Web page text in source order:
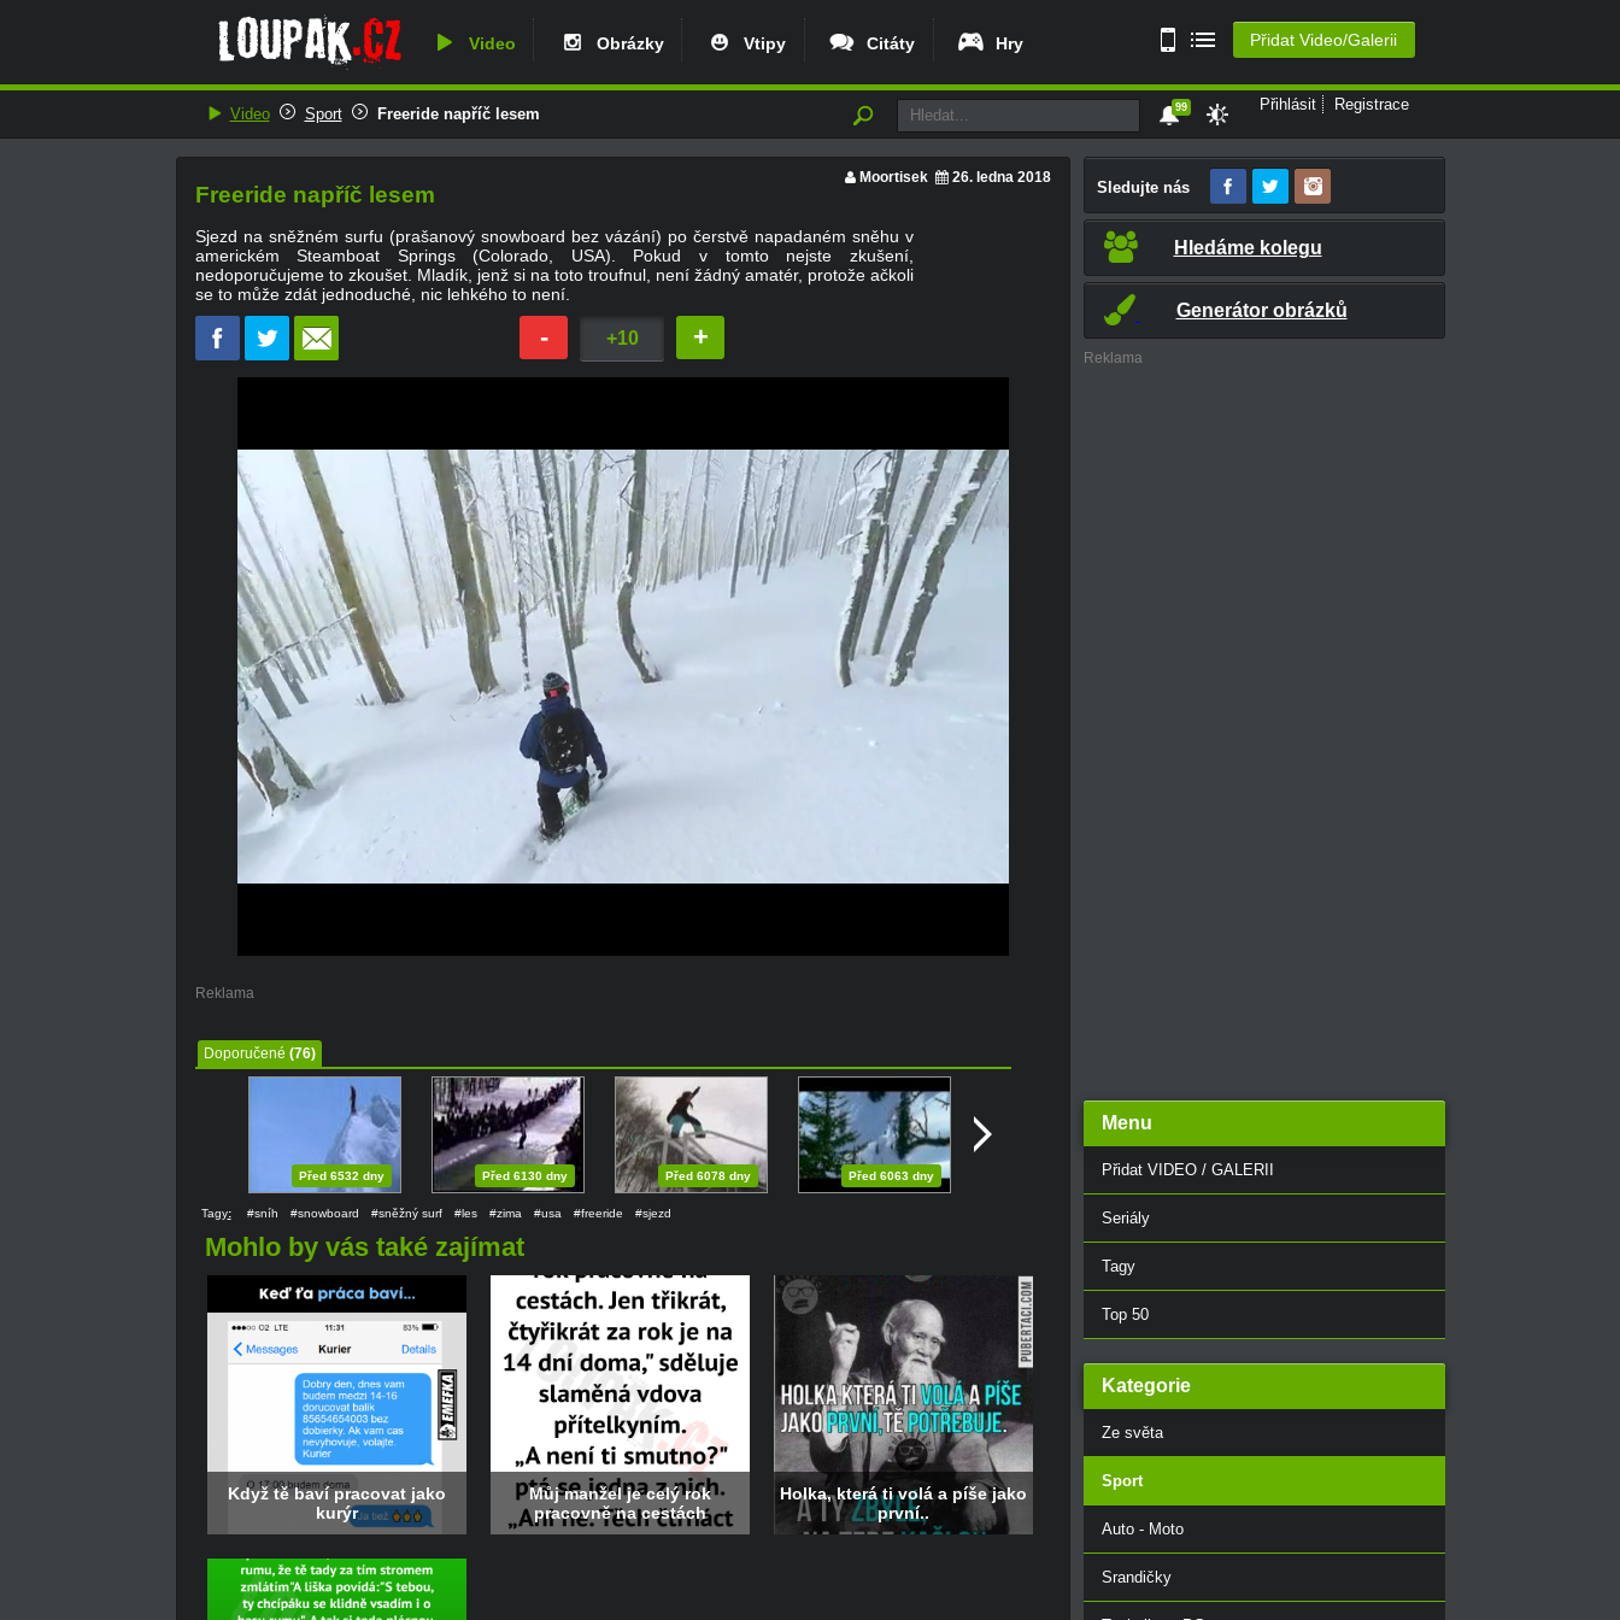
Video Obrázky Vtipy Citáty Hry Přidat Video/Galerii
Video Sport Freeride napříč lesem
Přihlásit Registrace
99
Freeride napříč lesem
Moortisek 26. ledna 2018
Sjezd na sněžném surfu (prašanový snowboard bez vázání) po čerstvě napadaném sněhu v
americkém Steamboat Springs (Colorado, USA). Pokud v tomto nejste zkušení,
nedoporučujeme to zkoušet. Mladík, jenž si na toto troufnul, není žádný amatér, protože ačkoli
se to může zdát jednoduché, nic lehkého to není.
- +10 +
31
secondsVolume
0%
Reklama
Doporučené (76)
Před 6532 dny Před 6130 dny Před 6078 dny Před 6063 dny
Tagy: #sníh #snowboard #sněžný surf #les #zima #usa #freeride #sjezd
Mohlo by vás také zajímat
Když tě baví pracovat jako
kurýr
Můj manžel je celý rok
pracovně na cestách
Holka, která ti volá a píše jako
první..
Sledujte nás
Hledáme kolegu
Generátor obrázků
Reklama
Menu
Přidat VIDEO / GALERII
Seriály
Tagy
Top 50
Kategorie
Ze světa
Sport
Auto - Moto
Srandičky